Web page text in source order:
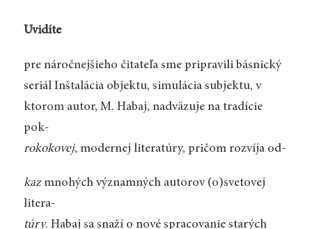
Uvidíte
pre náročnejšieho čitateľa sme pripravili básnický
seriál Inštalácia objektu, simulácia subjektu, v
ktorom autor, M. Habaj, nadväzuje na tradície
pok-
rokokovej, modernej literatúry, pričom rozvíja od-
kazmnohých významných autorov (o)svetovej
litera-
túry. Habaj sa snaží o nové spracovanie starých